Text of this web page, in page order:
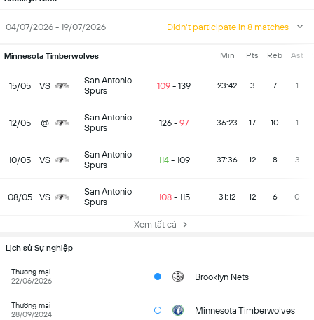
04/07/2026 - 19/07/2026 Didn't participate in 8 matches
Minnesota Timberwolves Min Pts Reb Ast
15/05 VS
San Antonio
Spurs
109 - 139 23:42 3 7 1
12/05 @
San Antonio
Spurs
126 - 97 36:23 17 10 1
10/05 VS
San Antonio
Spurs
114- 109 37:36 12 8 3
08/05 VS
San Antonio
Spurs
108- 115 31:12 12 6 0
Xem tất cả
Lịch sử Sự nghiệp
Thương mại
22/06/2026
Brooklyn Nets
Thương mại
28/09/2024
Minnesota Timberwolves